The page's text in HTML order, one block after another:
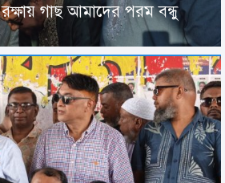
গাছ আমাদের পরম বন্ধু